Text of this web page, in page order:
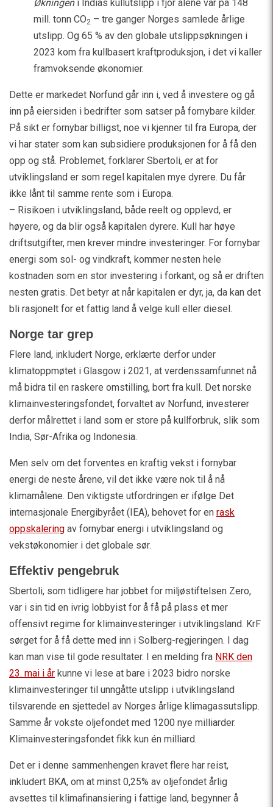
Økningeni Indias kullutslipp i fjor alene var på 148
mill. tonn CO2 – tre ganger Norges samlede årlige
utslipp. Og 65 % av den globale utslippsøkningen i
2023 kom fra kullbasert kraftproduksjon, i det vi kaller
framvoksende økonomier.
Dette er markedet Norfund går inn i, ved å investere og gå
inn på eiersiden i bedrifter som satser på fornybare kilder.
På sikt er fornybar billigst, noe vi kjenner til fra Europa, der
vi har stater som kan subsidiere produksjonen for å få den
opp og stå. Problemet, forklarer Sbertoli, er at for
utviklingsland er som regel kapitalen mye dyrere. Du får
ikke lånt til samme rente som i Europa.
– Risikoen i utviklingsland, både reelt og opplevd, er
høyere, og da blir også kapitalen dyrere. Kull har høye
driftsutgifter, men krever mindre investeringer. For fornybar
energi som sol- og vindkraft, kommer nesten hele
kostnaden som en stor investering i forkant, og så er driften
nesten gratis. Det betyr at når kapitalen er dyr, ja, da kan det
bli rasjonelt for et fattig land å velge kull eller diesel.
Norge tar grep
Flere land, inkludert Norge, erklærte derfor under
klimatoppmøtet i Glasgow i 2021, at verdenssamfunnet nå
må bidra til en raskere omstilling, bort fra kull. Det norske
klimainvesteringsfondet, forvaltet av Norfund, investerer
derfor målrettet i land som er store på kullforbruk, slik som
India, Sør-Afrika og Indonesia.
Men selv om det forventes en kraftig vekst i fornybar
energi de neste årene, vil det ikke være nok til å nå
klimamålene. Den viktigste utfordringen er ifølge Det
internasjonale Energibyrået (IEA), behovet for en rask
oppskalering av fornybar energi i utviklingsland og
vekstøkonomier i det globale sør.
Effektiv pengebruk
Sbertoli, som tidligere har jobbet for miljøstiftelsen Zero,
var i sin tid en ivrig lobbyist for å få på plass et mer
offensivt regime for klimainvesteringer i utviklingsland. KrF
sørget for å få dette med inn i Solberg-regjeringen. I dag
kan man vise til gode resultater. I en melding fra NRK den
23. mai i år kunne vi lese at bare i 2023 bidro norske
klimainvesteringer til unngåtte utslipp i utviklingsland
tilsvarende en sjettedel av Norges årlige klimagassutslipp.
Samme år vokste oljefondet med 1200 nye milliarder.
Klimainvesteringsfondet fikk kun én milliard.
Det er i denne sammenhengen kravet flere har reist,
inkludert BKA, om at minst 0,25% av oljefondet årlig
avsettes til klimafinansiering i fattige land, begynner å